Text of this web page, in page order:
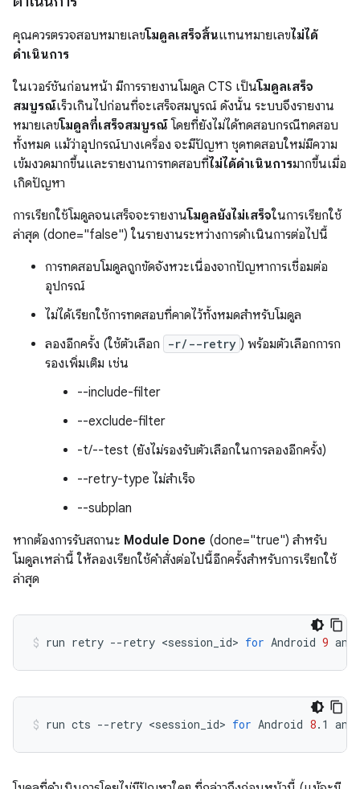
คุณควรตรวจสอบหมายเลขโมดูลเสร็จสิ้นแทนหมายเลขไม่ได้
ดำเนินการ
ในเวอร์ชันก่อนหน้า มีการรายงานโมดูล CTS เป็นโมดูลเสร็จ
สมบูรณ์เร็วเกินไปก่อนที่จะเสร็จสมบูรณ์ ดังนั้น ระบบจึงรายงาน
หมายเลขโมดูลที่เสร็จสมบูรณ์ โดยที่ยังไม่ได้ทดสอบกรณีทดสอบ
ทั้งหมด แม้ว่าอุปกรณ์บางเครื่อง จะมีปัญหา ชุดทดสอบใหม่มีความ
เข้มงวดมากขึ้นและรายงานการทดสอบที่ไม่ได้ดำเนินการมากขึ้นเมื่อ
เกิดปัญหา
การเรียกใช้โมดูลจนเสร็จจะรายงานโมดูลยังไม่เสร็จในการเรียกใช้
ล่าสุด (done="false") ในรายงานระหว่างการดำเนินการต่อไปนี้
การทดสอบโมดูลถูกขัดจังหวะเนื่องจากปัญหาการเชื่อมต่อ
อุปกรณ์
ไม่ได้เรียกใช้การทดสอบที่คาดไว้ทั้งหมดสำหรับโมดูล
ลองอีกครั้ง (ใช้ตัวเลือก
-r/--retry ) พร้อมตัวเลือกการก
รองเพิ่มเติม เช่น
--include-filter
--exclude-filter
-t/--test (ยังไม่รองรับตัวเลือกในการลองอีกครั้ง)
--retry-type ไม่สำเร็จ
--subplan
หากต้องการรับสถานะ Module Done (done="true") สำหรับ
โมดูลเหล่านี้ ให้ลองเรียกใช้คำสั่งต่อไปนี้อีกครั้งสำหรับการเรียกใช้
ล่าสุด
run retry --retry <session_id> for Android 9 and
run cts --retry <session_id> for Android 8.1 and